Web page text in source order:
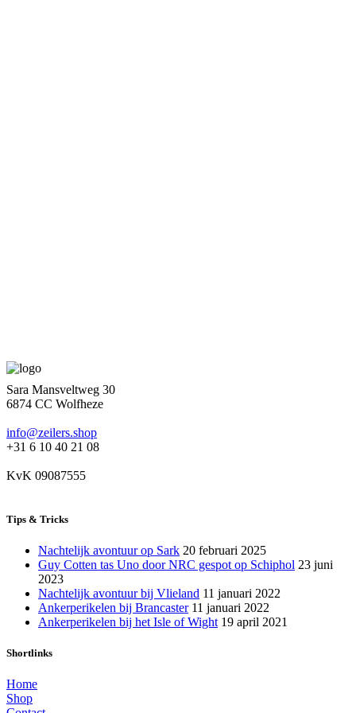
Sara Mansveltweg 30
6874 CC Wolfheze
info@zeilers.shop
+31 6 10 40 21 08
KvK 09087555
Tips & Tricks
Nachtelijk avontuur op Sark 20 februari 2025
Guy Cotten tas Uno door NRC gespot op Schiphol 23 juni
2023
Nachtelijk avontuur bij Vlieland 11 januari 2022
Ankerperikelen bij Brancaster 11 januari 2022
Ankerperikelen bij het Isle of Wight 19 april 2021
Shortlinks
Home
Shop